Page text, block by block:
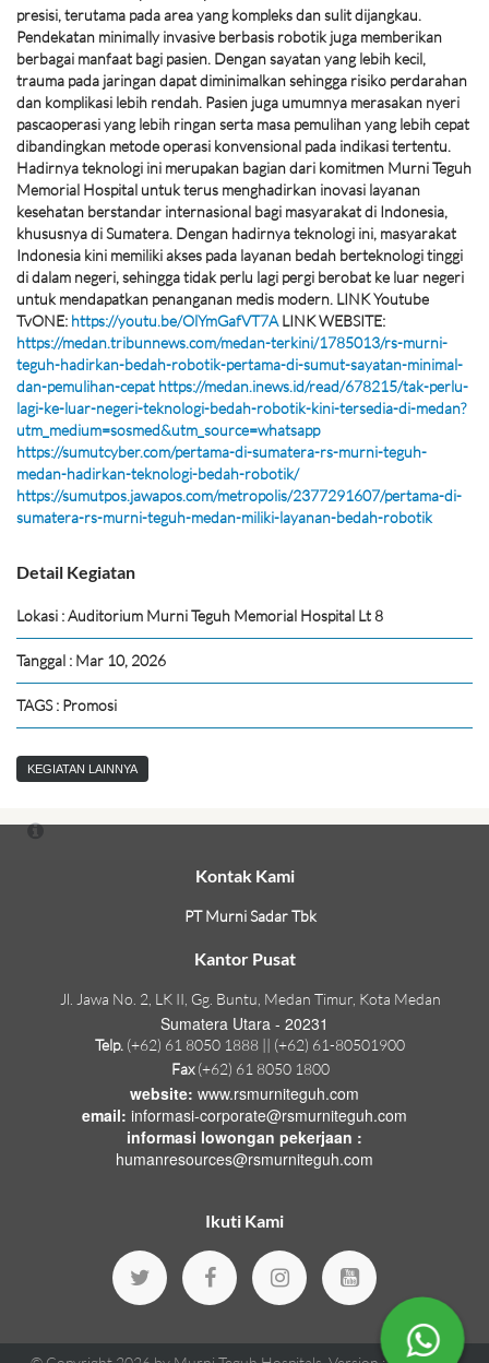
presisi, terutama pada area yang kompleks dan sulit dijangkau.
Pendekatan minimally invasive berbasis robotik juga memberikan
berbagai manfaat bagi pasien. Dengan sayatan yang lebih kecil,
trauma pada jaringan dapat diminimalkan sehingga risiko perdarahan
dan komplikasi lebih rendah. Pasien juga umumnya merasakan nyeri
pascaoperasi yang lebih ringan serta masa pemulihan yang lebih cepat
dibandingkan metode operasi konvensional pada indikasi tertentu.
Hadirnya teknologi ini merupakan bagian dari komitmen Murni Teguh
Memorial Hospital untuk terus menghadirkan inovasi layanan
kesehatan berstandar internasional bagi masyarakat di Indonesia,
khususnya di Sumatera. Dengan hadirnya teknologi ini, masyarakat
Indonesia kini memiliki akses pada layanan bedah berteknologi tinggi
di dalam negeri, sehingga tidak perlu lagi pergi berobat ke luar negeri
untuk mendapatkan penanganan medis modern. LINK Youtube
TvONE: https://youtu.be/OlYmGafVT7A LINK WEBSITE:
https://medan.tribunnews.com/medan-terkini/1785013/rs-murni-
teguh-hadirkan-bedah-robotik-pertama-di-sumut-sayatan-minimal-
dan-pemulihan-cepat https://medan.inews.id/read/678215/tak-perlu-
lagi-ke-luar-negeri-teknologi-bedah-robotik-kini-tersedia-di-medan?
utm_medium=sosmed&utm_source=whatsapp
https://sumutcyber.com/pertama-di-sumatera-rs-murni-teguh-
medan-hadirkan-teknologi-bedah-robotik/
https://sumutpos.jawapos.com/metropolis/2377291607/pertama-di-
sumatera-rs-murni-teguh-medan-miliki-layanan-bedah-robotik
Detail Kegiatan
Lokasi : Auditorium Murni Teguh Memorial Hospital Lt 8
Tanggal : Mar 10, 2026
TAGS : Promosi
KEGIATAN LAINNYA
Kontak Kami
PT Murni Sadar Tbk
Kantor Pusat
Jl. Jawa No. 2, LK II, Gg. Buntu, Medan Timur, Kota Medan
Sumatera Utara - 20231
Telp. (+62) 61 8050 1888 || (+62) 61-80501900
Fax(+62) 61 8050 1800
website: www.rsmurniteguh.com
email: informasi-corporate@rsmurniteguh.com
informasi lowongan pekerjaan :
humanresources@rsmurniteguh.com
Ikuti Kami